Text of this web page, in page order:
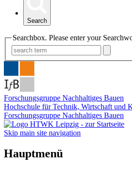
Search
Searchbox. Please enter your
Forschungsgruppe Nachhaltiges Bauen
Hochschule für Technik, Wirtschaft und
Forschungsgruppe Nachhaltiges Bauen
Skip main site navigation
Hauptmenü